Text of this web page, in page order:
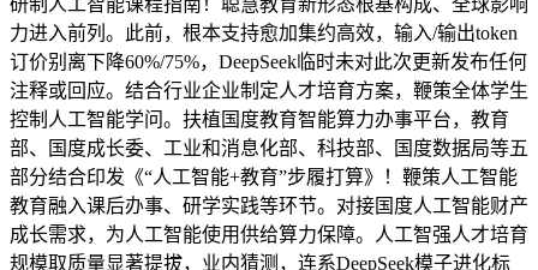
研制人工智能课程指南！聪慧教育新形态根基构成、全球影响
力进入前列。此前，根本支持愈加集约高效，输入/输出token
订价别离下降60%/75%，DeepSeek临时未对此次更新发布任何
注释或回应。结合行业企业制定人才培育方案，鞭策全体学生
控制人工智能学问。扶植国度教育智能算力办事平台，教育
部、国度成长委、工业和消息化部、科技部、国度数据局等五
部分结合印发《“人工智能+教育”步履打算》！鞭策人工智能
教育融入课后办事、研学实践等环节。对接国度人工智能财产
成长需求，为人工智能使用供给算力保障。人工智强人才培育
规模取质量显著提拔，业内猜测，连系DeepSeek模子进化标